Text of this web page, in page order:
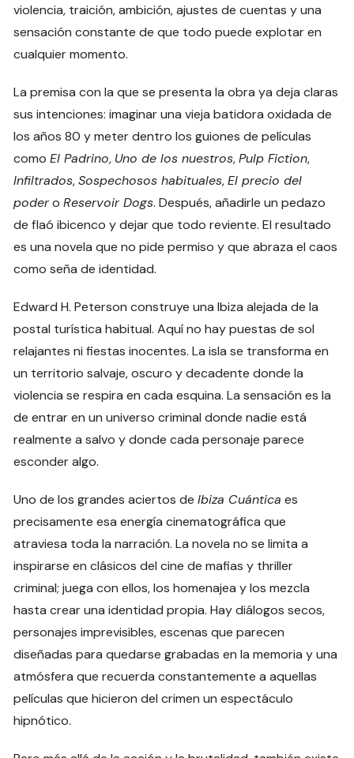
violencia, traición, ambición, ajustes de cuentas y una
sensación constante de que todo puede explotar en
cualquier momento.
La premisa con la que se presenta la obra ya deja claras
sus intenciones: imaginar una vieja batidora oxidada de
los años 80 y meter dentro los guiones de películas
comoEl Padrino, Uno de los nuestros,Pulp Fiction,
Infiltrados,Sospechosos habituales,El precio del
poderoReservoir Dogs. Después, añadirle un pedazo
de flaó ibicenco y dejar que todo reviente. El resultado
es una novela que no pide permiso y que abraza el caos
como seña de identidad.
Edward H. Peterson construye una Ibiza alejada de la
postal turística habitual. Aquí no hay puestas de sol
relajantes ni fiestas inocentes. La isla se transforma en
un territorio salvaje, oscuro y decadente donde la
violencia se respira en cada esquina. La sensación es la
de entrar en un universo criminal donde nadie está
realmente a salvo y donde cada personaje parece
esconder algo.
Uno de los grandes aciertos deIbiza Cuántica es
precisamente esa energía cinematográfica que
atraviesa toda la narración. La novela no se limita a
inspirarse en clásicos del cine de mafias y thriller
criminal; juega con ellos, los homenajea y los mezcla
hasta crear una identidad propia. Hay diálogos secos,
personajes imprevisibles, escenas que parecen
diseñadas para quedarse grabadas en la memoria y una
atmósfera que recuerda constantemente a aquellas
películas que hicieron del crimen un espectáculo
hipnótico.